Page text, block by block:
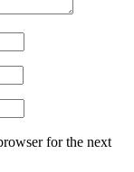
for the next